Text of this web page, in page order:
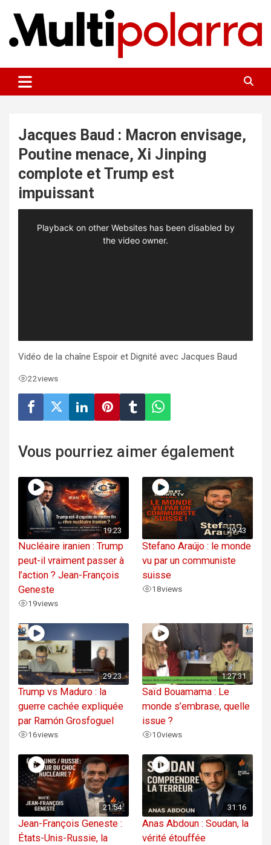
contenu
Multipolarra
Jacques Baud : Macron envisage,
Poutine menace, Xi Jinping
complote et Trump est
impuissant
Vidéo de la chaîne Espoir et Dignité avec Jacques Baud
22views
Vous pourriez aimer également
19:23
Nucléaire iranien : Trump
peut-il vraiment passer à
l’action ? Jean-François
Geneste
19views
29:43
Stefano Araújo : le monde
vu par un communiste
suisse
18views
29:23
Trump vs Maduro : la
guerre cachée expliquée
par Ramón Grosfoguel
16views
1:27:31
Saïd Bouamama : Le
monde s’embrase, quelle
issue ?
10views
21:54
Jean-François Geneste :
États-Unis-Russie, la
31:16
Anas Abdoun : Soudan, la
vérité étouffée